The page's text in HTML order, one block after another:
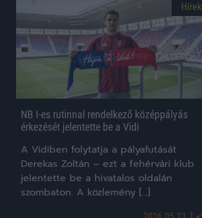
Hírek
NB I-es rutinnal rendelkező középpályás
érkezését jelentette be a Vidi
A Vidiben folytatja a pályafutását
Derekas Zoltán – ezt a fehérvári klub
jelentette be a hivatalos oldalán
szombaton. A közlemény […]